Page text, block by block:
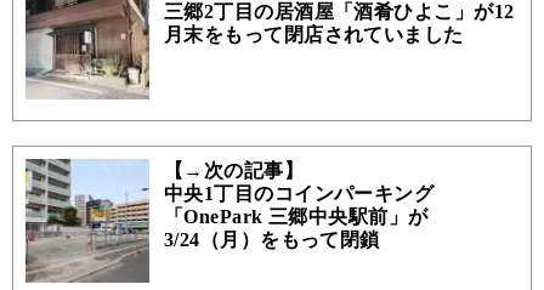
三郷2丁目の居酒屋「酒肴ひよこ」が12
月末をもって閉店されていました
【→次の記事】
中央1丁目のコインパーキング
「OnePark 三郷中央駅前」が
3/24（月）をもって閉鎖